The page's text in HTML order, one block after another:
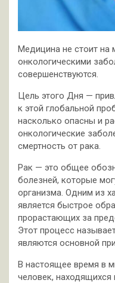
Медицина не стоит на
онкологическими
совершенствуются.
Цель этого Дня —
к этой глобальной
насколько опасны и
онкологические
смертность от рака.
Рак — это общее
болезней, которые
организма. Одним из
является быстрое
прорастающих за
Этот процесс
являются основной
В настоящее время в
человек, находящихся